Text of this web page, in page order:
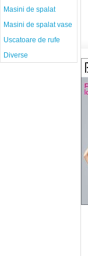
Masini de spalat
Masini de spalat vase
Uscatoare de rufe
Diverse